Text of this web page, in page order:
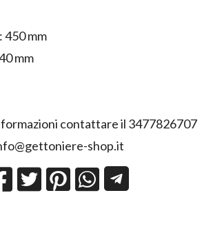
450 mm
mm
contattare il 3477826707
shop.it